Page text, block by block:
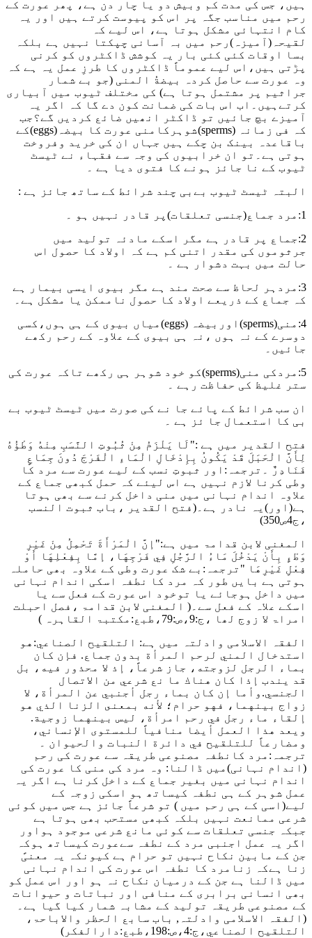
ہیں، جس کی مدت کم وبیش دو یا چار دن ہے، پھر عورت کے
رحم میں مناسب جگہ پر اس کو پیوست کرتے ہیں اور یہ
کام انتہائی مشکل ہوتا ہے، اس لیے کہ
لقیحہ(آمیزہ)رحم میں بہ آسانی چپکتا نہیں ہے بلکہ
بسا اوقات کئی کئی بار یہ کوشش ڈاکٹروں کو کرنی
پڑتی ہیں،اس لیے عموماً ڈاکٹروں کا طرزِ عمل یہ ہے کہ
وہ عورت سے حاصل کردہ بیضةُ المنی (جو بے شمار
جراثیم پر مشتمل ہوتا ہے) کی مختلف ٹیوب میں آبیاری
کرتےہیں۔اب اس بات کی ضمانت کون دے گا کہ اگر یہ
آمیزے بچ جائیں تو ڈاکٹر انھیں ضائع کردیں گے؟جب
کہ فی زمانہ (sperms)شوہرکامنی عورت کا بیضہ(eggs)کے
باقاعدہ بینک بن چکے ہیں جہاں ان کی خرید وفروخت
ہوتی ہے۔تو ان خرابیوں کی وجہ سے فقہاء نے ٹیسٹ
ٹیوب کے نا جائز ہونے کا فتوی دیا ہے ۔
البتہ ٹیسٹ ٹیوب بےبی چند شرائط کے ساتھ جائز ہے :
1:مرد جماع(جنسی تعلقات)پر قادر نہیں ہو ۔
2:جماع پر قادر ہے مگر اسکے مادئہ تولید میں
جرثوموں کی مقدر اتنی کم ہے کہ اولاد کا حصول اس
حالت میں بہت دشوار ہے ۔
3:مردہر لحاظ سے صحت مند ہے مگر بیوی ایسی بیمار ہے
کہ جماع کے ذریعے اولاد کا حصول ناممکن یا مشکل ہے۔
4:منی(sperms)اوربیضہ (eggs)میاں بیوی کے ہی ہوں،کسی
دوسرے کے نہ ہوں ،نہ ہی بیوی کے علاوہ کے رحم رکھے
جائیں۔
5:مردکی منی(sperms)کو خود شوہر ہی رکھے تاکہ عورت کی
ستر غلیظ کی حفاظت رہے ۔
ان سب شرائط کے پائے جا نے کی صورت میں ٹیسٹ ٹیوب بے
بی کا استعمال جا ئز ہے ۔
فتح القدیر میں ہے :"لَا يَلْزَمُ مِنْ ثُبُوتِ النَّسَبِ مِنْهُ وَطْؤُهُ
لِأَنَّ الْحَبَلَ قَدْ يَكُونُ بِإِدْخَالِ الْمَاءِ الْفَرْجَ دُونَ جِمَاعٍ
فَنَادِرٌ ۔ترجمہ:اور ثبوتِ نسب کے لیے عورت سے مرد کا
وطی کرنا لازم نہیں ہے اس لیئے کہ حمل کبھی جماع کے
علاوہ اندام نہانی میں منی داخل کرنے سے بھی ہوتا
ہے(اور)یہ نادر ہے۔(فتح القدیر ،باب ثبوت النسب
،ج4ص350)
المغنی لابن قدامۃ میں ہے:"إنَّ الْمَرْأَةَ تَحْمِلُ مِنْ غَيْرِ
وَطْءٍ بِأَنْ يَدْخُلَ مَاءُ الرَّجُلِ فِي فَرْجِهَا، إمَّا بِفِعْلِهَا أَوْ
فِعْلِ غَيْرِهَا "ترجمہ:بے شک عورت وطی کے علاوہ بھی حاملہ
ہوتی ہے بایں طور کہ مرد کا نطفہ اسکی اندام نہانی
میں داخل ہوجائے یا توخود اس عورت کے فعل سے یا
اسکے علاہ کے فعل سے۔( المغنی لابن قدامۃ ،فصل احبلت
امراۃ لا زوج لھا ،ج:9،ص:79،طبع:مکتبۃ القاہرہ )
الفقہ الاسلامی وادلتہ میں ہے: التلقيح الصناعي:هو
استدخال المني لرحم المرأة بدون جماع. فإن كان
بماء الرجل لزوجته، جاز شرعاً، إذ لا محذور فيه، بل
قد يندب إذا كان هناك ما نع شرعي من الاتصال
الجنسي.وأما إن كان بماء رجل أجنبي عن المرأة، لا
زواج بينهما، فهو حرام؛ لأنه بمعنى الزنا الذي هو
إلقاء ماء رجل في رحم امرأة، ليس بينهما زوجية.
ويعد هذا العمل أيضا منافياً للمستوى الإنساني،
ومضارعاً للتلقيح في دائرة النبات والحيوان ۔
ترجمہ:مرد کانطفہ مصنوعی طریقہ سے عورت کی رحم
(اندام نہانی)میں ڈالنا: وہ مرد کی منی کا عورت کی
اندام نہانی میں بغیر جماع کے داخل کرنا ہے اگر یہ
عمل شوہر کے ہی نطفہ کیساتھ ہو اسکی زوجہ کے
لیے(اسی کے ہی رحم میں ) تو شرعاً جائز ہے جس میں کوئی
شرعی ممانعت نہیں بلکہ کبھی مستحب بھی ہوتا ہے
جبکہ جنسی تعلقات سے کوئی مانع شرعی موجود ہواور
اگر یہ عمل اجنبی مرد کے نطفہ سےعورت کیساتھ ہوکہ
جن کے مابین نکاح نہیں تو حرام ہے کیونکہ یہ معنیً
زنا ہےکہ زنامرد کا نطفہ اس عورت کی اندام نہانی
میں ڈالنا ہے جن کے درمیان نکاح نہ ہو اور اس عمل کو
بھی انسانی برابری کے منافی اور نباتات و حیوانات
کے مصنوعی طریقہ تولید کے مشابہ شمار کیا گیا ہے۔
(الفقہ الاسلامی وادلتہ, باب سابع الحظر والاباحۃ،
التلقيح الصناعي،ج:4،ص:198،طبع:دارالفکر)